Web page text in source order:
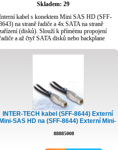
Skladem: 29
kabel s konektem Mini SAS HD (SFF-
na straně řadiče a 4x SATA na straně
(disků). Slouží k přímému propojení
a až čtyř SATA disků nebo backplane
INTER-TECH kabel (SFF-8644) Externí
Mini-SAS HD na (SFF-8644) Externí Mini-
88885008